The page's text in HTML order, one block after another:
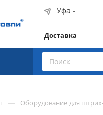
Уфа
Доставка
— Оборудование для